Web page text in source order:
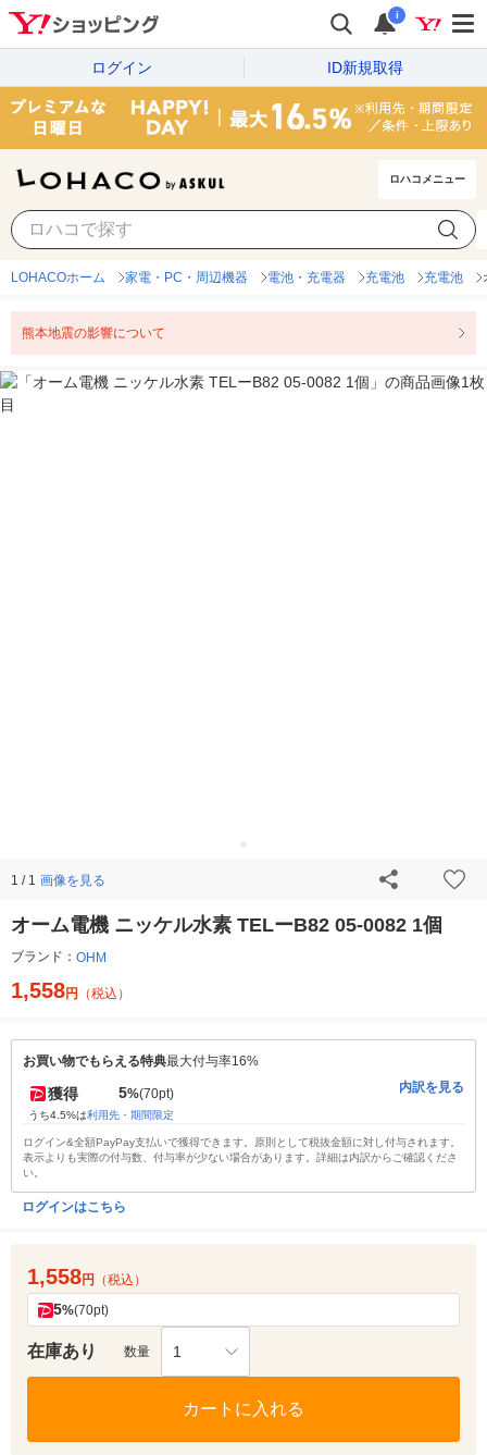
i
ログイン ID新規取得
ロハコメニュー
LOHACOホーム 家電・PC・周辺機器 電池・充電器 充電池 充電池
熊本地震の影響について
1 / 1 画像を見る
オーム電機 ニッケル水素 TELーB82 05-0082 1個
ブランド： OHM
1,558円 （税込）
お買い物でもらえる特典最大付与率16%
獲得 5%(70pt)
うち4.5%は利用先・期間限定
内訳を見る
ログイン&全額PayPay支払いで獲得できます。原則として税抜金額に対し付与されます。
表示よりも実際の付与数、付与率が少ない場合があります。詳細は内訳からご確認くださ
い。
ログインはこちら
1,558円 （税込）
5%(70pt)
在庫あり 数量 1
カートに入れる